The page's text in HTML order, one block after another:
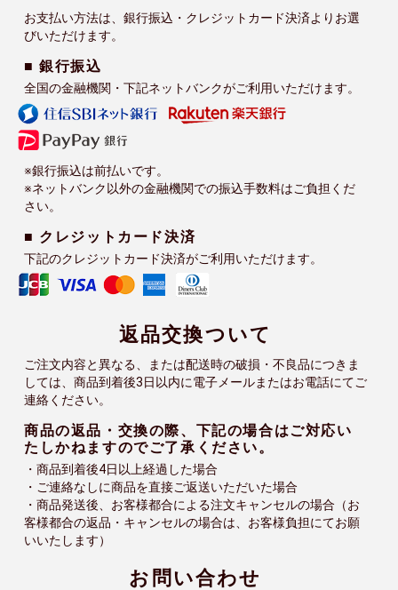
お支払い方法は、銀行振込・クレジットカード決済よりお選
びいただけます。
■ 銀行振込
全国の金融機関・下記ネットバンクがご利用いただけます。
※銀行振込は前払いです。
※ネットバンク以外の金融機関での振込手数料はご負担くだ
さい。
■ クレジットカード決済
下記のクレジットカード決済がご利用いただけます。
返品交換ついて
ご注文内容と異なる、または配送時の破損・不良品につきま
しては、商品到着後3日以内に電子メールまたはお電話にてご
連絡ください。
商品の返品・交換の際、下記の場合はご対応い
たしかねますのでご了承ください。
・商品到着後4日以上経過した場合
・ご連絡なしに商品を直接ご返送いただいた場合
・商品発送後、お客様都合による注文キャンセルの場合（お
客様都合の返品・キャンセルの場合は、お客様負担にてお願
いいたします）
お問い合わせ